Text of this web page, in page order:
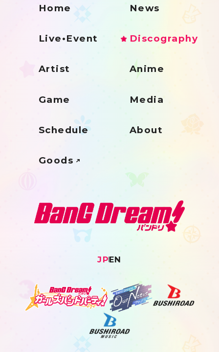
Home News
Live•Event Discography
Artist Anime
Game Media
Schedule About
Goods
JPEN